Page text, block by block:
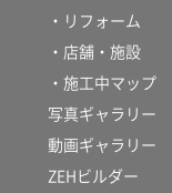
・リフォーム
・店舗・施設
・施工中マップ
写真ギャラリー
動画ギャラリー
ZEHビルダー